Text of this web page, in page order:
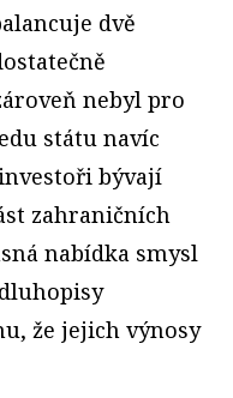
dvě
nebyl pro
státu navíc
bývají
zahraničních
nabídka smysl
že jejich výnosy